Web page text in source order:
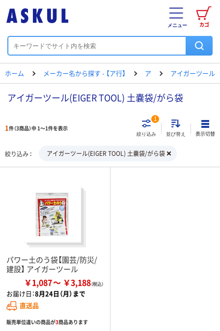
カゴ
メニュー
ホーム メーカー名から探す - 【ア行】 ア アイガーツール
アイガーツール(EIGER TOOL) 土嚢袋/がら袋
1件（3商品）中 1～1件を表示
絞り込み
1
並び替え 表示切替
絞り込み アイガーツール(EIGER TOOL) 土嚢袋/がら袋
パワー土のう袋【園芸/防災/
建設】 アイガーツール
￥1,087 ￥3,188
お届け日：8月24日（月）まで
直送品
販売単位違いの商品が3商品あります